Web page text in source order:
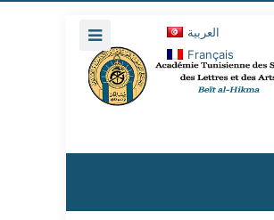
العربية
Français